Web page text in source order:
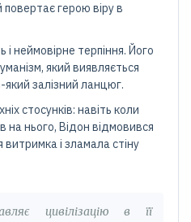
герою віру в
і неймовірне терпіння. Його
який виявляється
залізний ланцюг.
стосунків: навіть коли
на нього, Відон відмовився
і зламала стіну
цивілізацію в її